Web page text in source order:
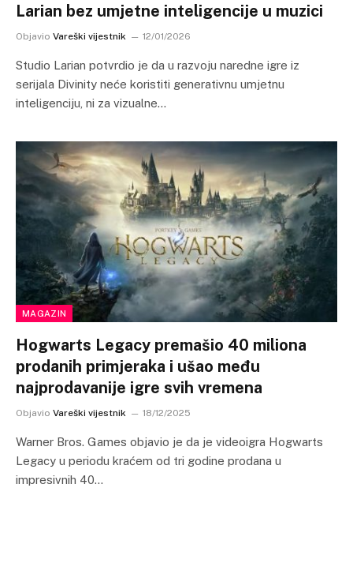
Larian bez umjetne inteligencije u muzici
Objavio Vareški vijestnik 12/01/2026
Studio Larian potvrdio je da u razvoju naredne igre iz
serijala Divinity neće koristiti generativnu umjetnu
inteligenciju, ni za vizualne…
MAGAZIN
Hogwarts Legacy premašio 40 miliona
prodanih primjeraka i ušao među
najprodavanije igre svih vremena
Objavio Vareški vijestnik 18/12/2025
Warner Bros. Games objavio je da je videoigra Hogwarts
Legacy u periodu kraćem od tri godine prodana u
impresivnih 40…